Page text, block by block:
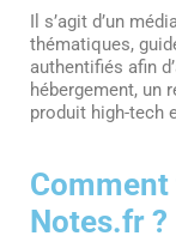
Il s’agit d’un
thématiques,
authentifiés afin
hébergement, un
produit high-tech
Notes.fr ?